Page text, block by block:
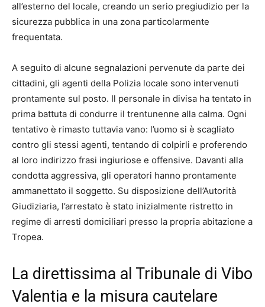
all’esterno del locale, creando un serio pregiudizio per la
sicurezza pubblica in una zona particolarmente
frequentata.
A seguito di alcune segnalazioni pervenute da parte dei
cittadini, gli agenti della Polizia locale sono intervenuti
prontamente sul posto. Il personale in divisa ha tentato in
prima battuta di condurre il trentunenne alla calma. Ogni
tentativo è rimasto tuttavia vano: l’uomo si è scagliato
contro gli stessi agenti, tentando di colpirli e proferendo
al loro indirizzo frasi ingiuriose e offensive. Davanti alla
condotta aggressiva, gli operatori hanno prontamente
ammanettato il soggetto. Su disposizione dell’Autorità
Giudiziaria, l’arrestato è stato inizialmente ristretto in
regime di arresti domiciliari presso la propria abitazione a
Tropea.
La direttissima al Tribunale di Vibo
Valentia e la misura cautelare